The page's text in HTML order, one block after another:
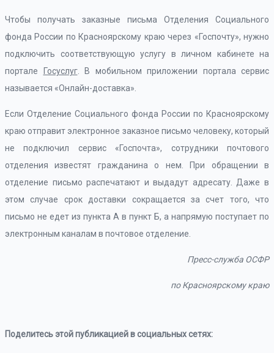
Чтобы получать заказные письма Отделения Социального
фонда России по Красноярскому краю через «Госпочту», нужно
подключить соответствующую услугу в личном кабинете на
портале
Госуслуг. В мобильном приложении портала сервис
называется «Онлайн-доставка».
Если Отделение Социального фонда России по Красноярскому
краю отправит электронное заказное письмо человеку, который
не подключил сервис «Госпочта», сотрудники почтового
отделения известят гражданина о нем. При обращении в
отделение письмо распечатают и выдадут адресату. Даже в
этом случае срок доставки сокращается за счет того, что
письмо не едет из пункта А в пункт Б, а напрямую поступает по
электронным каналам в почтовое отделение.
Пресс-служба ОСФР
по Красноярскому краю
Поделитесь этой публикацией в социальных сетях: